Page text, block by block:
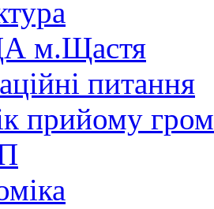
м.Щастя
питання
прийому